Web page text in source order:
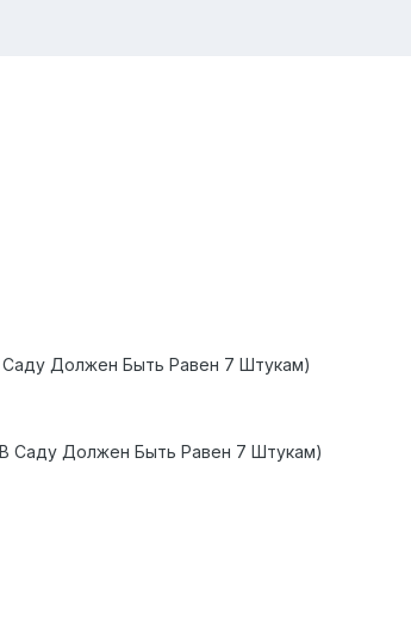
Должен Быть Равен 7 Штукам)
Саду Должен Быть Равен 7 Штукам)